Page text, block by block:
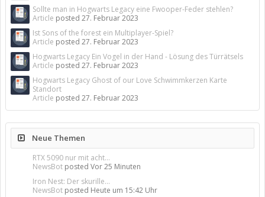
Sollte man in Hogwarts Legacy eine Fwooper-Feder stehlen?
Article posted 27. Februar 2023
Ist Sons of the forest ein Multiplayer-Spiel?
Article posted 27. Februar 2023
Hogwarts Legacy Ein Vogel in der Hand - Lösung des Türrätsels
Article posted 27. Februar 2023
Hogwarts Legacy Ghost of our Love Schwimmkerzen Karte
Standort
Article posted 27. Februar 2023
Neue Themen
RTX 5090 nur mit acht...
NewsBot posted Vor 25 Minuten
Iron Nest: Der skurille...
NewsBot posted Heute um 15:42 Uhr